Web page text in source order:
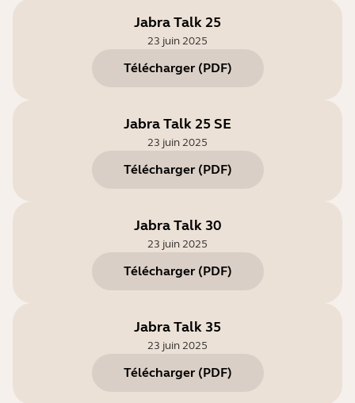
Jabra Talk 25
23 juin 2025
Télécharger (PDF)
Jabra Talk 25 SE
23 juin 2025
Télécharger (PDF)
Jabra Talk 30
23 juin 2025
Télécharger (PDF)
Jabra Talk 35
23 juin 2025
Télécharger (PDF)